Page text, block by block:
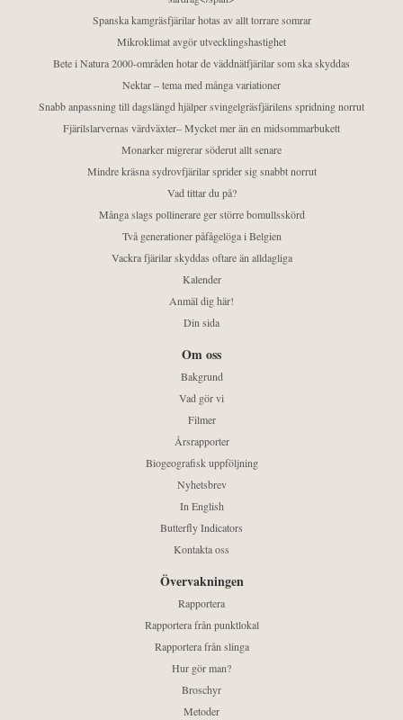
Spanska kamgräsfjärilar hotas av allt torrare somrar
Mikroklimat avgör utvecklingshastighet
Bete i Natura 2000-områden hotar de väddnätfjärilar som ska skyddas
Nektar – tema med många variationer
Snabb anpassning till dagslängd hjälper svingelgräsfjärilens spridning norrut
Fjärilslarvernas värdväxter– Mycket mer än en midsommarbukett
Monarker migrerar söderut allt senare
Mindre kräsna sydrovfjärilar sprider sig snabbt norrut
Vad tittar du på?
Många slags pollinerare ger större bomullsskörd
Två generationer påfågelöga i Belgien
Vackra fjärilar skyddas oftare än alldagliga
Kalender
Anmäl dig här!
Din sida
Om oss
Bakgrund
Vad gör vi
Filmer
Årsrapporter
Biogeografisk uppföljning
Nyhetsbrev
In English
Butterfly Indicators
Kontakta oss
Övervakningen
Rapportera
Rapportera från punktlokal
Rapportera från slinga
Hur gör man?
Broschyr
Metoder